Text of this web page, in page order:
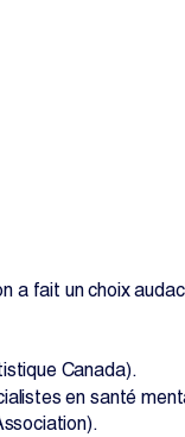
a fait un choix
Canada).
en santé